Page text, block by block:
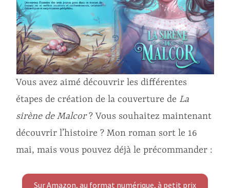
Vous avez aimé découvrir les différentes
étapes de création de la couverture de La
sirène de Malcor? Vous souhaitez maintenant
découvrir l’histoire ? Mon roman sort le 16
mai, mais vous pouvez déjà le précommander :
Sur Amazon, au format numérique, à petit prix